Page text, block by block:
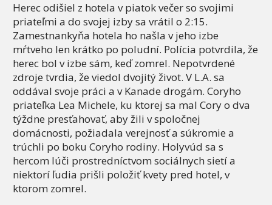
Herec odišiel z hotela v piatok večer so svojimi
priateľmi a do svojej izby sa vrátil o 2:15.
Zamestnankyňa hotela ho našla v jeho izbe
mŕtveho len krátko po poludní. Polícia potvrdila, že
herec bol v izbe sám, keď zomrel. Nepotvrdené
zdroje tvrdia, že viedol dvojitý život. V L.A. sa
oddával svoje práci a v Kanade drogám. Coryho
priateľka Lea Michele, ku ktorej sa mal Cory o dva
týždne presťahovať, aby žili v spoločnej
domácnosti, požiadala verejnosť a súkromie a
trúchli po boku Coryho rodiny. Holyvúd sa s
hercom lúči prostredníctvom sociálnych sietí a
niektorí ľudia prišli položiť kvety pred hotel, v
ktorom zomrel.